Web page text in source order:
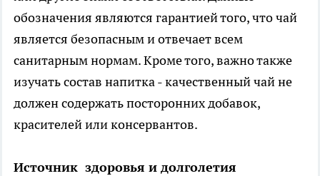
обозначения являются гарантией того, что чай
является безопасным и отвечает всем
санитарным нормам. Кроме того, важно также
изучать состав напитка - качественный чай не
должен содержать посторонних добавок,
красителей или консервантов.
Источник здоровья и долголетия